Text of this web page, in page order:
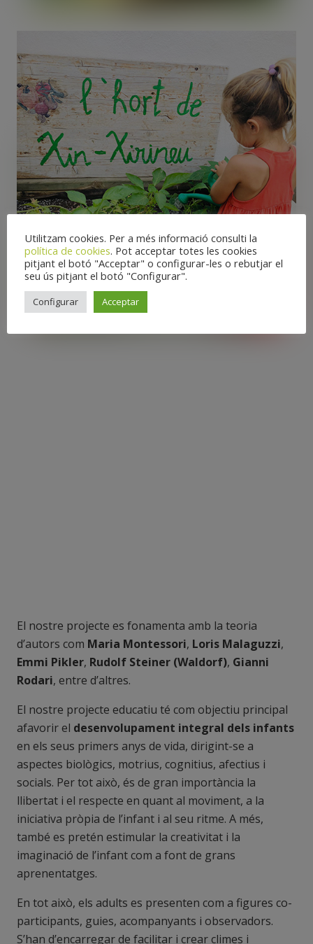
El nostre projecte es fonamenta amb la teoria
d’autors com Maria Montessori, Loris Malaguzzi,
Emmi Pikler, Rudolf Steiner (Waldorf), Gianni
Rodari, entre d’altres.
El nostre projecte educatiu té com objectiu principal
afavorir el desenvolupament integral dels infants
en els seus primers anys de vida, dirigint-se a
aspectes biològics, motrius, cognitius, afectius i
socials. Per tot això, és de gran importància la
llibertat i el respecte en quant al moviment, a la
iniciativa pròpia de l’infant i al seu ritme. A més,
també es pretén estimular la creativitat i la
imaginació de l’infant com a font de grans
aprenentatges.
En tot això, els adults es presenten com a figures co-
participants, guies, acompanyants i observadors.
S’han d’encarregar de facilitar i crear climes i
Utilitzam cookies. Per a més informació consulti la
política de cookies. Pot acceptar totes les cookies
pitjant el botó "Acceptar" o configurar-les o rebutjar el
seu ús pitjant el botó "Configurar".
Configurar Acceptar